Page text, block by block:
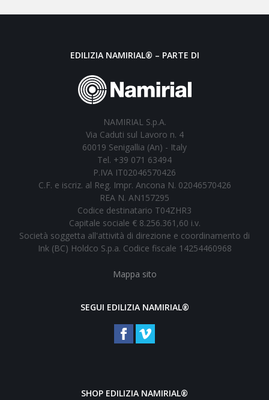
EDILIZIA NAMIRIAL® – PARTE DI
NAMIRIAL S.p.A.
Via Caduti sul Lavoro n. 4
60019 Senigallia (An) - Italy
Tel. +39 071 63494
P.IVA IT02046570426
C.F. e iscriz. al Reg. Impr. Ancona N. 02046570426
REA N. AN157295
Codice destinatario T04ZHR3
Capitale sociale € 8.256.361,60 i.v.
Società soggetta all'attività di direzione e coordinamento di
Ink (BC) Holdco S.p.a. Codice fiscale 14254460968
Mappa sito
SEGUI EDILIZIA NAMIRIAL®
SHOP EDILIZIA NAMIRIAL®